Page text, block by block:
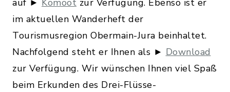
auf ► Komoot zur Verfügung. Ebenso ist er
im aktuellen Wanderheft der
Tourismusregion Obermain-Jura beinhaltet.
Nachfolgend steht er Ihnen als ► Download
zur Verfügung. Wir wünschen Ihnen viel Spaß
beim Erkunden des Drei-Flüsse-